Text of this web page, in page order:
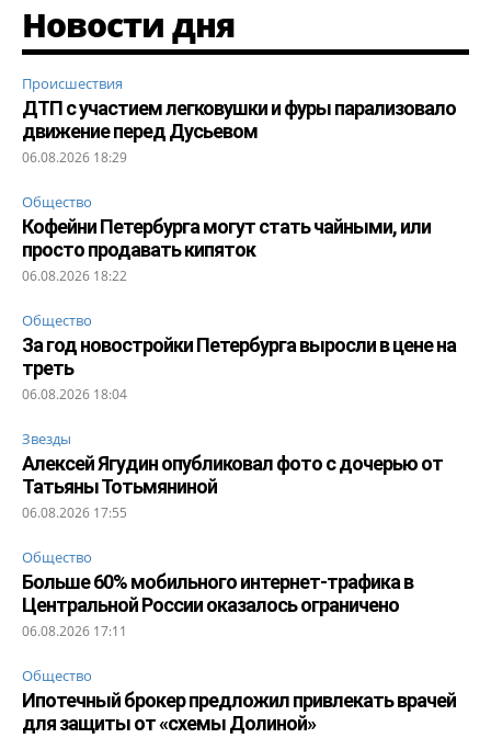
Новости дня
Происшествия
ДТП с участием легковушки и фуры парализовало
движение перед Дусьевом
06.08.2026 18:29
Общество
Кофейни Петербурга могут стать чайными, или
просто продавать кипяток
06.08.2026 18:22
Общество
За год новостройки Петербурга выросли в цене на
треть
06.08.2026 18:04
Звезды
Алексей Ягудин опубликовал фото с дочерью от
Татьяны Тотьмяниной
06.08.2026 17:55
Общество
Больше 60% мобильного интернет-трафика в
Центральной России оказалось ограничено
06.08.2026 17:11
Общество
Ипотечный брокер предложил привлекать врачей
для защиты от «схемы Долиной»